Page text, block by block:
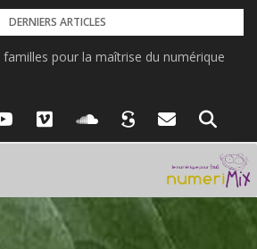
DERNIERS ARTICLES
familles pour la maîtrise du numérique